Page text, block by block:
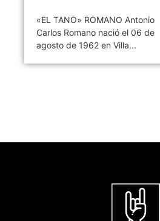
«EL TANO» ROMANO Antonio
Carlos Romano nació el 06 de
agosto de 1962 en Villa...